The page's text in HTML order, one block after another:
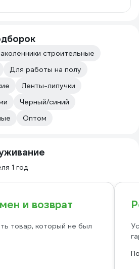
строительные
Для работы на полу
Ленты-липучки
Черный/синий
Оптом
1 год
и возврат
товар, который не был